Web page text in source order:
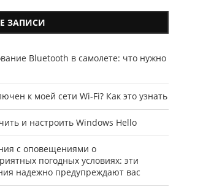
ЗАПИСИ
Bluetooth в самолете: что нужно
к моей сети Wi-Fi? Как это узнать
и настроить Windows Hello
с оповещениями о
погодных условиях: эти
надежно предупреждают вас